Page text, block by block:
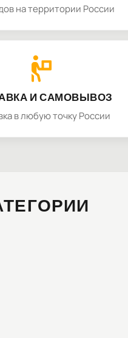
на территории России
И САМОВЫВОЗ
в любую точку России